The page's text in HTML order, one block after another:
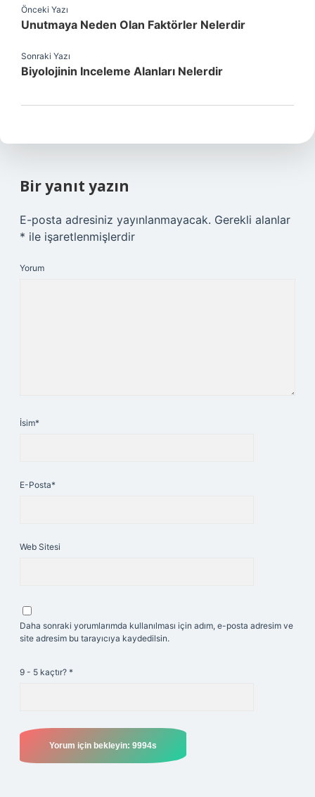
Önceki Yazı
Unutmaya Neden Olan Faktörler Nelerdir
Sonraki Yazı
Biyolojinin Inceleme Alanları Nelerdir
Bir yanıt yazın
E-posta adresiniz yayınlanmayacak. Gerekli alanlar
* ile işaretlenmişlerdir
Yorum
İsim*
E-Posta*
Web Sitesi
Daha sonraki yorumlarımda kullanılması için adım, e-posta adresim ve
site adresim bu tarayıcıya kaydedilsin.
9 - 5 kaçtır? *